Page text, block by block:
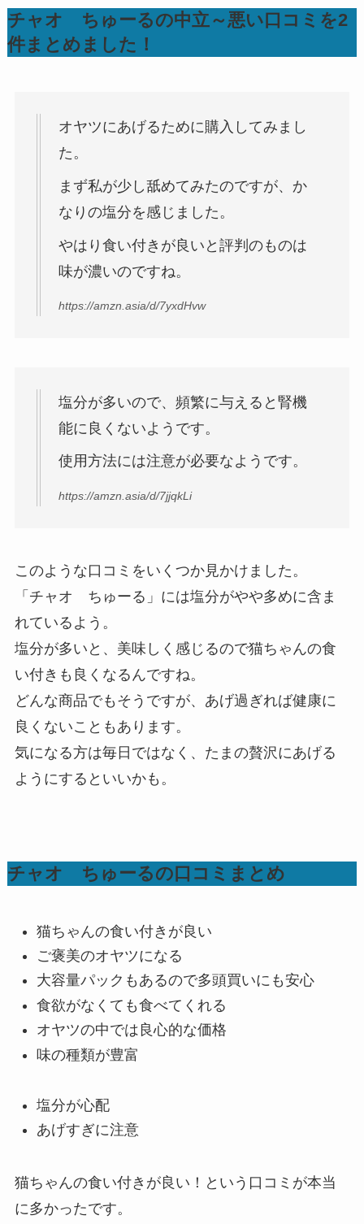
チャオ ちゅーるの中立～悪い口コミを2
件まとめました！
オヤツにあげるために購入してみまし
た。
まず私が少し舐めてみたのですが、か
なりの塩分を感じました。
やはり食い付きが良いと評判のものは
味が濃いのですね。
https://amzn.asia/d/7yxdHvw
塩分が多いので、頻繁に与えると腎機
能に良くないようです。
使用方法には注意が必要なようです。
https://amzn.asia/d/7jjqkLi
このような口コミをいくつか見かけました。
「チャオ ちゅーる」には塩分がやや多めに含ま
れているよう。
塩分が多いと、美味しく感じるので猫ちゃんの食
い付きも良くなるんですね。
どんな商品でもそうですが、あげ過ぎれば健康に
良くないこともあります。
気になる方は毎日ではなく、たまの贅沢にあげる
ようにするといいかも。
チャオ ちゅーるの口コミまとめ
猫ちゃんの食い付きが良い
ご褒美のオヤツになる
大容量パックもあるので多頭買いにも安心
食欲がなくても食べてくれる
オヤツの中では良心的な価格
味の種類が豊富
塩分が心配
あげすぎに注意
猫ちゃんの食い付きが良い！という口コミが本当
に多かったです。